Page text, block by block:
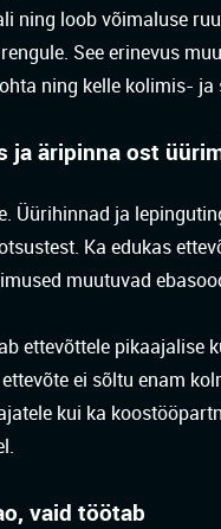
ning loob võimaluse
See erinevus
ning kelle kolimis-
ja äripinna ost
Üürihinnad ja
Ka edukas
muutuvad
ettevõttele pikaajalise
ei sõltu enam
kui ka
vaid töötab